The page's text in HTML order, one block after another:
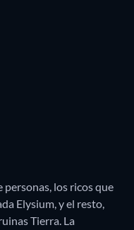
personas, los ricos que
Elysium, y el resto,
Tierra. La